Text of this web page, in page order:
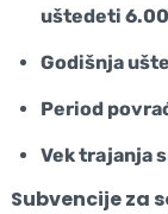
uštedeti
Godišnja
Period
Vek trajanja
Subvencije za